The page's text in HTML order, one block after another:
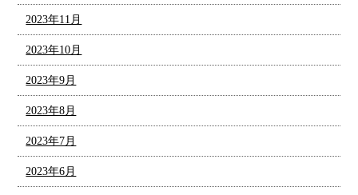
2023年11月
2023年10月
2023年9月
2023年8月
2023年7月
2023年6月